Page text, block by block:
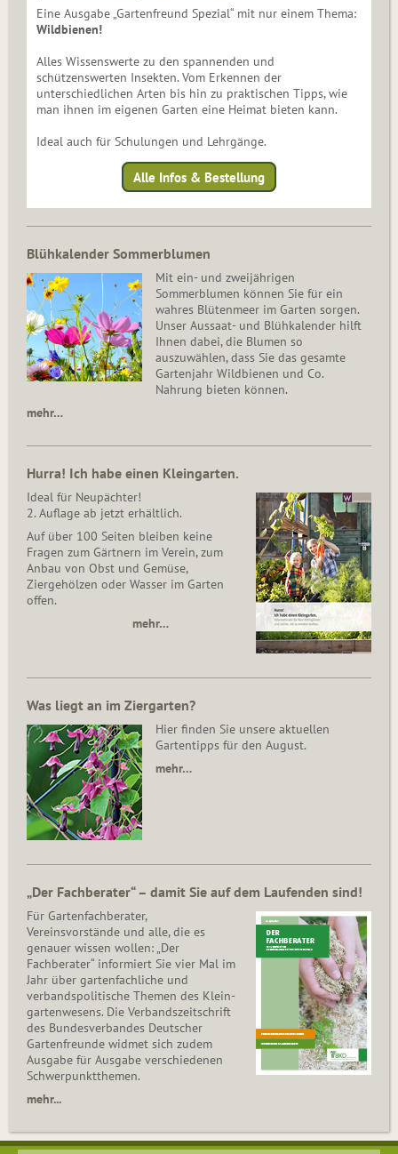
Eine Ausgabe „Gartenfreund Spezial“ mit nur einem Thema:
Wildbienen!
Alles Wissenswerte zu den spannenden und
schützenswerten Insekten. Vom Erkennen der
unterschiedlichen Arten bis hin zu praktischen Tipps, wie
man ihnen im eigenen Garten eine Heimat bieten kann.
Ideal auch für Schulungen und Lehrgänge.
Alle Infos & Bestellung
Blühkalender Sommerblumen
Mit ein- und zweijährigen
Sommerblumen können Sie für ein
wahres Blütenmeer im Garten sorgen.
Unser Aussaat- und Blühkalender hilft
Ihnen dabei, die Blumen so
auszuwählen, dass Sie das gesamte
Gartenjahr Wildbienen und Co.
Nahrung bieten können.
mehr…
Hurra! Ich habe einen Kleingarten.
Ideal für Neupächter!
2. Auflage ab jetzt erhältlich.
Auf über 100 Seiten bleiben keine
Fragen zum Gärtnern im Verein, zum
Anbau von Obst und Gemüse,
Ziergehölzen oder Wasser im Garten
offen.
mehr…
Was liegt an im Ziergarten?
Hier finden Sie unsere aktuellen
Gartentipps für den August.
mehr…
„Der Fachberater“ – damit Sie auf dem Laufenden sind!
Für Gartenfachberater,
Vereinsvorstände und alle, die es
genauer wissen wollen: „Der
Fachberater“ informiert Sie vier Mal im
Jahr über gartenfachliche und
verbandspolitische Themen des Klein­
gar­ten­wesens. Die Ver­bands­zeit­schrift
des Bun­des­ver­ban­des Deutscher
Gartenfreunde widmet sich zudem
Ausgabe für Ausgabe verschiedenen
Schwer­punkt­the­men.
mehr...